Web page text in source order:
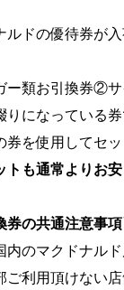
ルドの優待券が
類お引換券②サ
りになっている
券を使用してセ
トも通常よりお安
券の共通注意事
内のマクドナル
利用頂けない店